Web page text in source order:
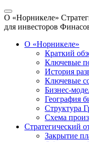
О «Норникеле»
для инвесторов
О «Норникеле»
Краткий
Ключевые
История
Ключевые
Бизнес-
География
Структура
Схема
Стратегический
Закрытие